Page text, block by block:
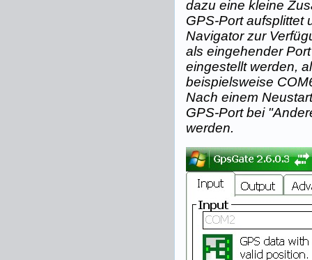
dazu eine kleine
GPS-Port aufsplittet
Navigator zur
als eingehender
eingestellt werden,
beispielsweise
Nach einem
GPS-Port bei
werden.